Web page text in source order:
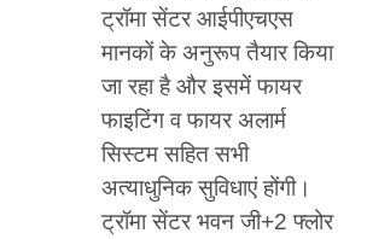
ट्रॉमा सेंटर आईपीएचएस
मानकों के अनुरूप तैयार किया
जा रहा है और इसमें फायर
फाइटिंग व फायर अलार्म
सिस्टम सहित सभी
अत्याधुनिक सुविधाएं होंगी।
ट्रॉमा सेंटर भवन जी+2 फ्लोर